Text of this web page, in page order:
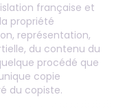
française et
propriété
représentation,
du contenu du
quelque procédé que
copie
du copiste.